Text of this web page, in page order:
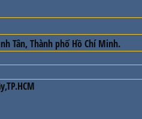
Tân, Thành phố Hồ Chí Minh.